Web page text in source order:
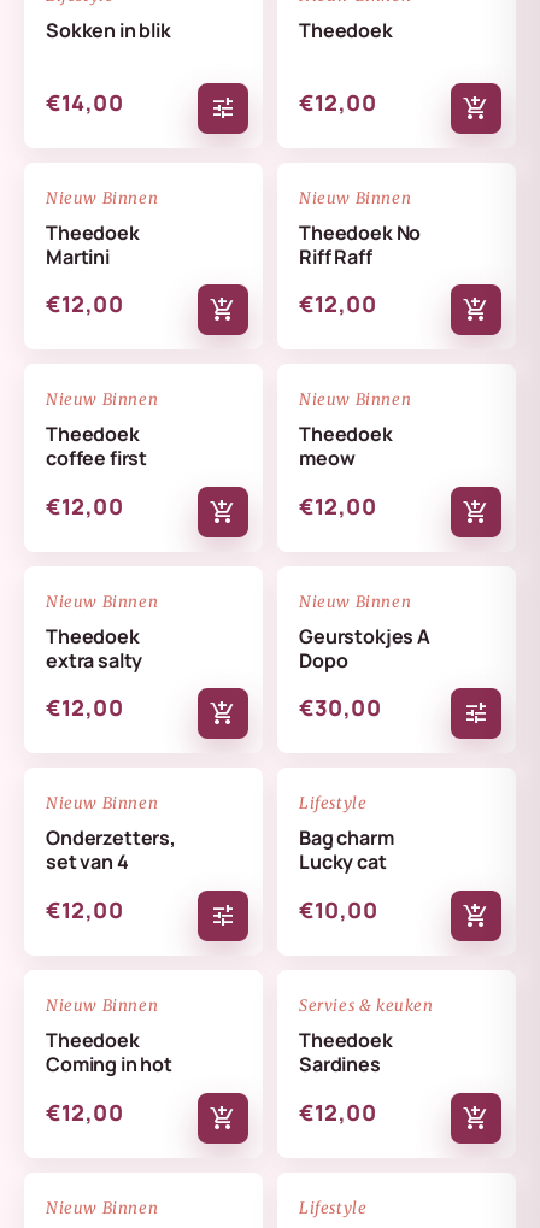
Sokken in blik
€14,00 tune
Theedoek
€12,00 add_shopping_cart
NIEUW
Nieuw Binnen
Theedoek
Martini
€12,00 add_shopping_cart
NIEUW
Nieuw Binnen
Theedoek No
Riff Raff
€12,00 add_shopping_cart
NIEUW
Nieuw Binnen
Theedoek
coffee first
€12,00 add_shopping_cart
NIEUW
Nieuw Binnen
Theedoek
meow
€12,00 add_shopping_cart
NIEUW
Nieuw Binnen
Theedoek
extra salty
€12,00 add_shopping_cart
NIEUW
Nieuw Binnen
Geurstokjes A
Dopo
€30,00 tune
NIEUW
Nieuw Binnen
Onderzetters,
set van 4
€12,00 tune
NIEUW
Lifestyle
Bag charm
Lucky cat
€10,00 add_shopping_cart
NIEUW
Nieuw Binnen
Theedoek
Coming in hot
€12,00 add_shopping_cart
NIEUW
Servies & keuken
Theedoek
Sardines
€12,00 add_shopping_cart
NIEUW
Nieuw Binnen NIEUW
Lifestyle